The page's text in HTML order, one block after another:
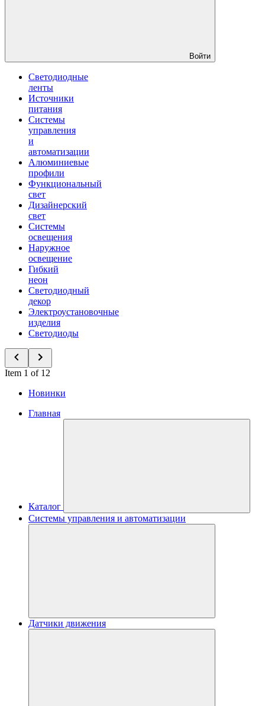
Войти
Светодиодные
ленты
Источники
питания
Системы
управления
и
автоматизации
Алюминиевые
профили
Функциональный
свет
Дизайнерский
свет
Системы
освещения
Наружное
освещение
Гибкий
неон
Светодиодный
декор
Электроустановочные
изделия
Светодиоды
Item 1 of 12
Новинки
Главная
Каталог
Системы управления и автоматизации
Датчики движения